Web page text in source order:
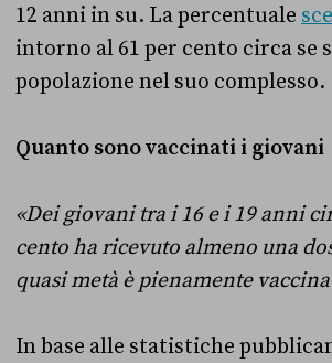
12 anni in su. La percentuale
intorno al 61 per cento circa se
popolazione nel suo complesso.
Quanto sono vaccinati i giovani
«Dei giovani tra i 16 e i 19 anni
cento ha ricevuto almeno una
quasi metà è pienamente
In base alle statistiche